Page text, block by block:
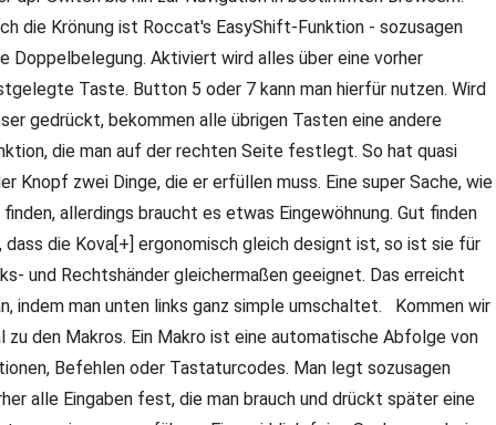
die Krönung ist Roccat's EasyShift-Funktion - sozusagen
Doppelbelegung. Aktiviert wird alles über eine vorher
Taste. Button 5 oder 7 kann man hierfür nutzen. Wird
gedrückt, bekommen alle übrigen Tasten eine andere
die man auf der rechten Seite festlegt. So hat quasi
Knopf zwei Dinge, die er erfüllen muss. Eine super Sache, wie
finden, allerdings braucht es etwas Eingewöhnung. Gut finden
dass die Kova[+] ergonomisch gleich designt ist, so ist sie für
und Rechtshänder gleichermaßen geeignet. Das erreicht
indem man unten links ganz simple umschaltet. Kommen wir
zu den Makros. Ein Makro ist eine automatische Abfolge von
Befehlen oder Tastaturcodes. Man legt sozusagen
alle Eingaben fest, die man brauch und drückt später eine